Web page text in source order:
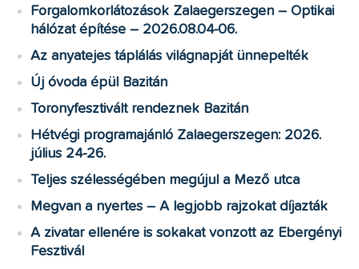
Forgalomkorlátozások Zalaegerszegen – Optikai
hálózat építése – 2026.08.04-06.
Az anyatejes táplálás világnapját ünnepelték
Új óvoda épül Bazitán
Toronyfesztivált rendeznek Bazitán
Hétvégi programajánló Zalaegerszegen: 2026.
július 24-26.
Teljes szélességében megújul a Mező utca
Megvan a nyertes – A legjobb rajzokat díjazták
A zivatar ellenére is sokakat vonzott az Ebergényi
Fesztivál